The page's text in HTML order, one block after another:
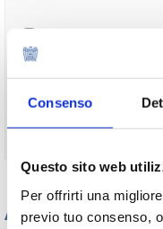
Consenso
Questo sito web
Per offrirti una
previo tuo consenso,
Non ti sei ancora
Appuntamenti